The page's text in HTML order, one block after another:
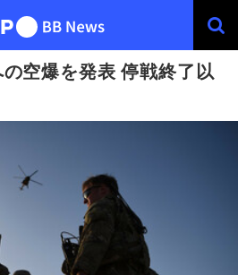
空爆を発表 停戦終了以